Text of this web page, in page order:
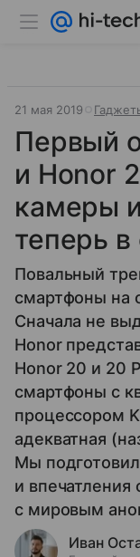
21 мая 2019
Первый
и Honor
камеры
теперь
Повальный
смартфоны на
Сначала не
Honor
Honor 20 и 20
смартфоны с
процессором
адекватная
Мы
и
с мировым
Иван